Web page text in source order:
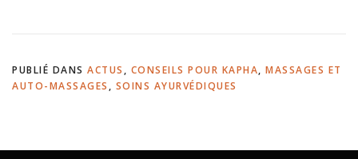
PUBLIÉ DANS ACTUS , CONSEILS POUR KAPHA, MASSAGES ET
AUTO-MASSAGES , SOINS AYURVÉDIQUES